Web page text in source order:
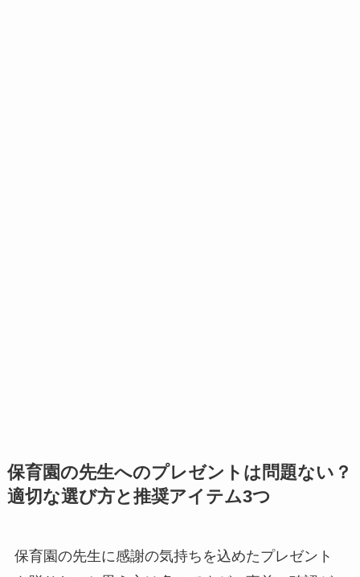
保育園の先生へのプレゼントは問題ない？
適切な選び方と推奨アイテム3つ
保育園の先生に感謝の気持ちを込めたプレゼント